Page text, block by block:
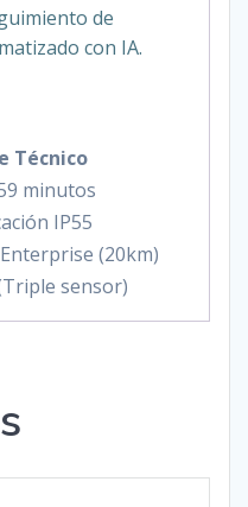
de
con IA.
Técnico
minutos
IP55
(20km)
sensor)